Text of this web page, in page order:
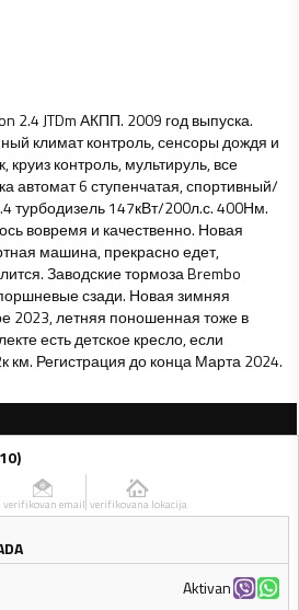
2.4 JTDm АКПП. 2009 год выпуска.
климат контроль, сенсоры дождя и
круиз контроль, мультируль, все
автомат 6 ступенчатая, спортивный/
турбодизель 147кВт/200л.с. 400Нм.
вовремя и качественно. Новая
машина, прекрасно едет,
Заводские тормоза Brembo
сзади. Новая зимняя
2023, летняя поношенная тоже в
есть детское кресло, если
км. Регистрация до конца Марта 2024.
)
verifikovan email verifikovana lokacija
Aktivan